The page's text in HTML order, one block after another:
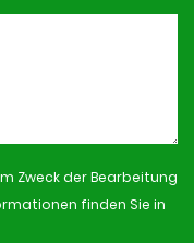
Zweck der Bearbeitung
finden Sie in